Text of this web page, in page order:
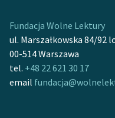
Fundacja Wolne Lektury
ul. Marszałkowska 84/92
00-514 Warszawa
tel. +48 22 621 30 17
email